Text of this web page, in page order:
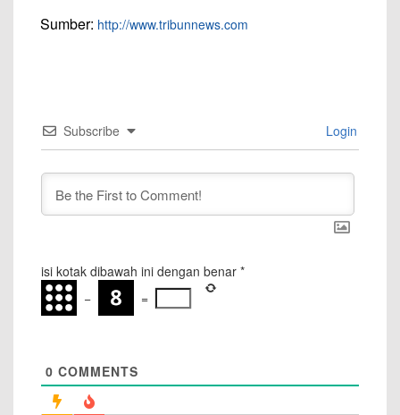
Sumber: http://www.tribunnews.com
Subscribe Login
isi kotak dibawah ini dengan benar *
−
=
0 COMMENTS